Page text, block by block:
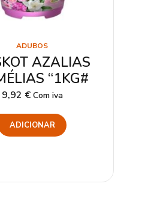
ADUBOS
AZALIAS
“1KG#
9,92 € Com iva
ADICIONAR